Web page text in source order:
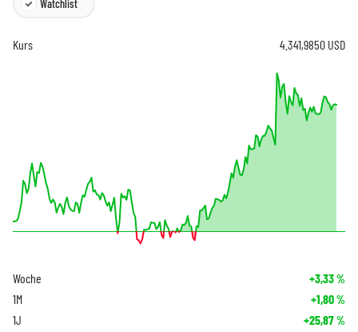
Watchlist
Kurs 4.341,9850 USD
Woche +3,33%
1M +1,80%
1J +25,87%